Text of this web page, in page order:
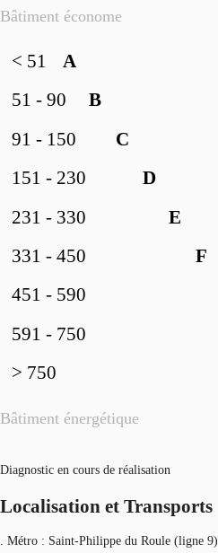
Bâtiment économe
Bâtiment énergétique
A
< 51
B
51 - 90
C
91 - 150
D
151 - 230
E
231 - 330
F
331 - 450
451 - 590
591 - 750
> 750
Diagnostic en cours de réalisation
Localisation et Transports
. Métro : Saint-Philippe du Roule (ligne 9)